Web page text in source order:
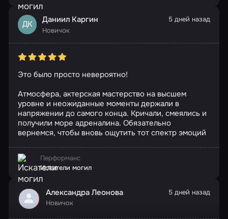
ДК Даниил Каргин
Новичок
5 дней назад
Это было просто невероятно!
Атмосфера, актерская мастерство на высшем
уровне и неожиданные моменты держали в
напряжении до самого конца. Кричали, смеялись и
получили море адреналина. Обязательно
вернемся, чтобы вновь ощутить тот спектр эмоций
Перформанс
Искатели могил
Александра Леонова
Новичок
5 дней назад